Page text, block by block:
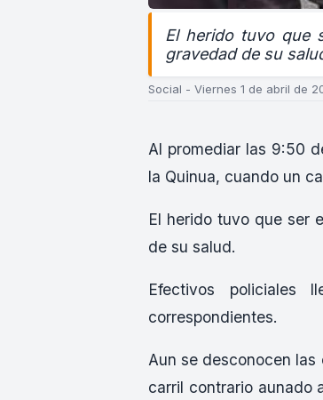
El herido tuvo que
gravedad de su
Social - Viernes 1 de abril de
Al promediar las 9:50
la Quinua, cuando un
El herido tuvo que ser
de su salud.
Efectivos policiales
correspondientes.
Aun se desconocen
carril contrario aunado